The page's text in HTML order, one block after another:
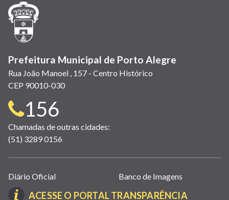
janela)
Prefeitura Municipal de Porto Alegre
Rua João Manoel , 157 - Centro Histórico
CEP 90010-030
Telefone
para
contato:
156
Chamadas de outras cidades:
(51) 3289 0156
Links
úteis
Diário Oficial Banco de Imagens
ACESSE O PORTAL TRANSPARÊNCIA(LINK